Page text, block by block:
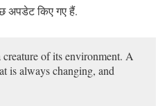
अपडेट किए गए हैं.
of its environment. A
is always changing, and